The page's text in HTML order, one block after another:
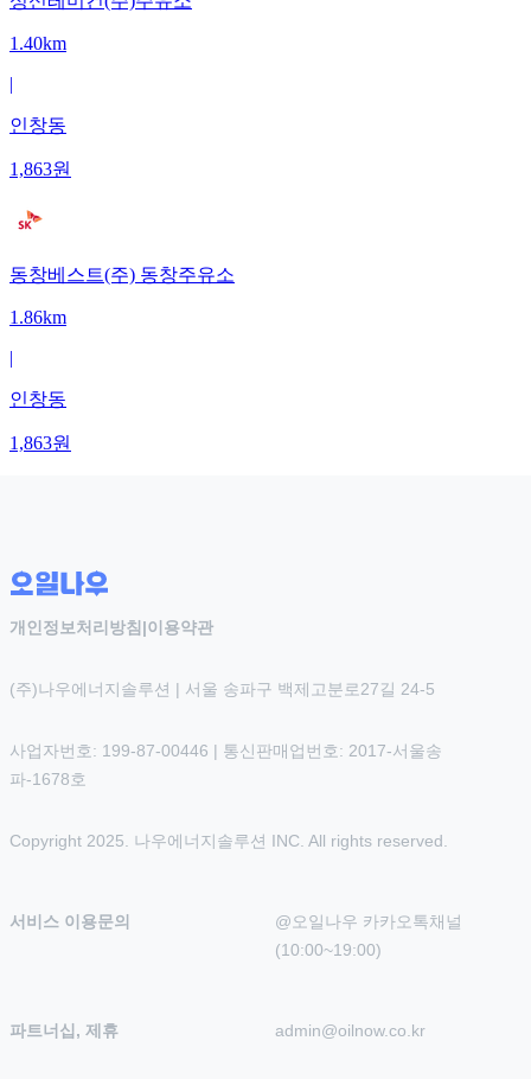
1.40km
|
인창동
1,863원
동창베스트(주) 동창주유소
1.86km
|
인창동
1,863원
개인정보처리방침 |이용약관
(주)나우에너지솔루션 | 서울 송파구 백제고분로27길 24-5
사업자번호: 199-87-00446 | 통신판매업번호: 2017-서울송
파-1678호
Copyright 2025. 나우에너지솔루션 INC. All rights reserved.
서비스 이용문의
@오일나우 카카오톡채널
(10:00~19:00)
파트너십, 제휴 admin@oilnow.co.kr